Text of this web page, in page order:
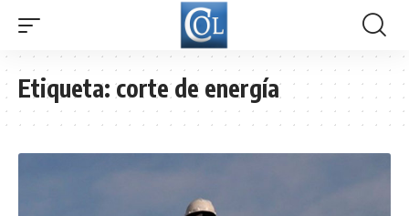
Etiqueta:corte de energía